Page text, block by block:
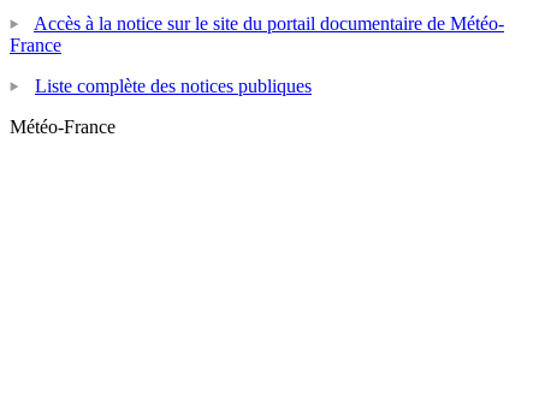
Accès à la notice sur le site du portail documentaire de Météo-
France
Liste complète des notices publiques
Météo-France